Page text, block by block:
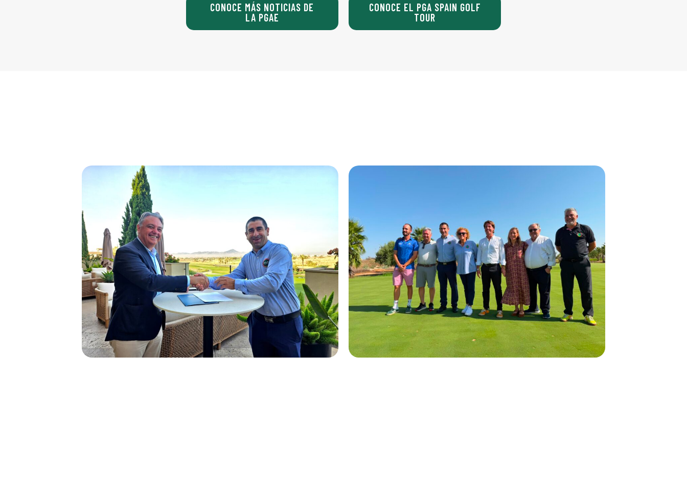
CONOCE MÁS NOTICIAS DE
LA PGAE
CONOCE EL PGA SPAIN GOLF
TOUR